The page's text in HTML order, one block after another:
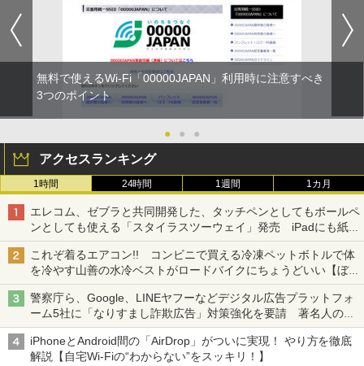
無料で使えるWi-Fi「00000JAPAN」利用時に注意すべき
3つのポイント
● ● ●
アクセスランキング
1時間 24時間 1週間 1カ月
エレコム、ゼブラと共同開発した、タッチペンとしてもボールペ
ンとしても使える「スタイラスツーウェイ」発売 iPadにも紙に
も、持ち替えずに書き込める
これぞ着るエアコン!! コンビニで買える冷凍ペットボトルで体
を冷やす山善の水冷ベストがロードバイクにちょうどいい【ぼっ
ち・ざ・ろーど！その14】【空いた時間でなにしてる？】
警察庁ら、Google、LINEヤフーなどデジタル広告プラットフォ
ーム5社に「なりすまし詐欺広告」対策強化を要請 著名人の写
真や映像を使った投資詐欺などへの対策として
iPhoneとAndroid間の「AirDrop」がついに実現！ やり方を徹底
解説【自宅Wi-Fiの“わからない”をスッキリ！】